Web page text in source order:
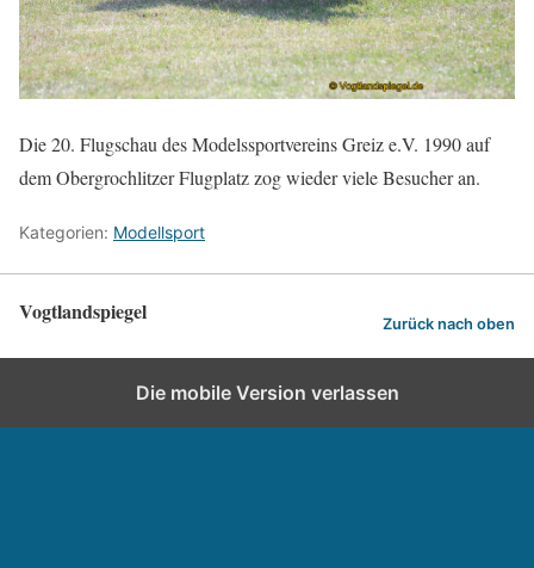
Die 20. Flugschau des Modelssportvereins Greiz e.V. 1990 auf
dem Obergrochlitzer Flugplatz zog wieder viele Besucher an.
Kategorien: Modellsport
Vogtlandspiegel Zurück nach oben
Die mobile Version verlassen